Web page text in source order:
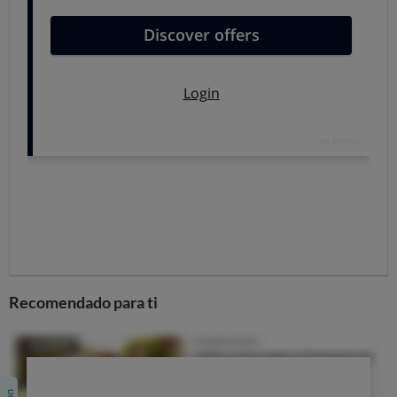
desarrollo de cáncer de mama
años, pero sí se puede afirmar con certeza que
constituyen factores de riesgo tras la menopausia.
Falta de actividad física. Hay evidencia consistente
Recomendado para ti